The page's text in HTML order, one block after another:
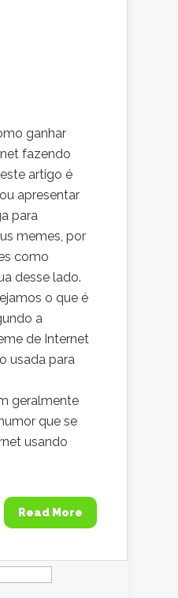
ganhar
fazendo
artigo é
apresentar
para
memes, por
como
desse lado.
o que é
a
de Internet
usada para
geralmente
que se
usando
Read More